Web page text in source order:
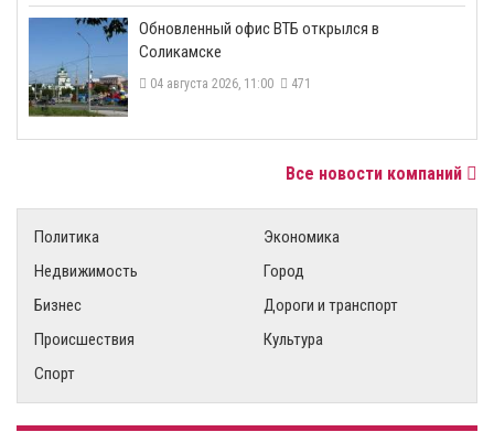
​Обновленный офис ВТБ открылся в
Соликамске
04 августа 2026, 11:00 471
Все новости компаний
Политика
Экономика
Недвижимость
Город
Бизнес
Дороги и транспорт
Происшествия
Культура
Спорт